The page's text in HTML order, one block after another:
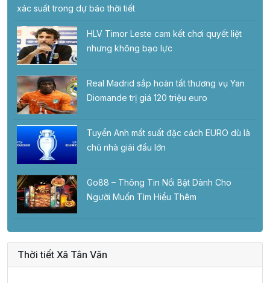
xác suất trong dự báo thời tiết
HLV Timor Leste cam kết chơi quyết liệt
nhưng không bạo lực
Real Madrid sắp hoàn tất thương vụ Yan
Diomande trị giá 120 triệu euro
Tuyển Anh mất suất đặc cách EURO dù là
chủ nhà giải đấu lớn
Go88 – Thông Tin Nổi Bật Dành Cho
Người Muốn Tìm Hiểu Thêm
Thời tiết Xã Tân Văn